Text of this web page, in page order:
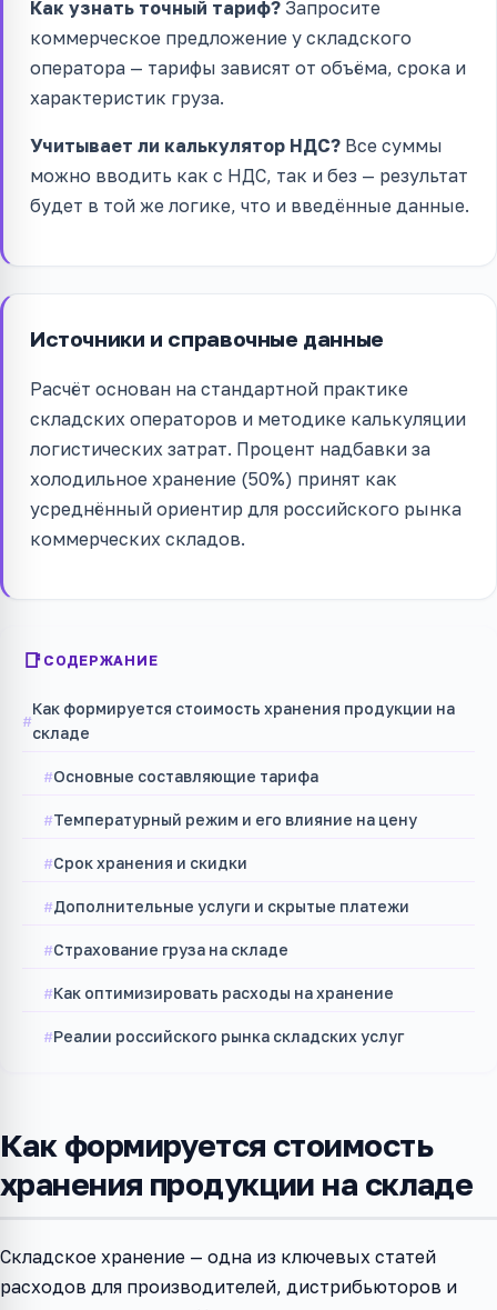
Как узнать точный тариф? Запросите
коммерческое предложение у складского
оператора — тарифы зависят от объёма, срока и
характеристик груза.
Учитывает ли калькулятор НДС? Все суммы
можно вводить как с НДС, так и без — результат
будет в той же логике, что и введённые данные.
Источники и справочные данные
Расчёт основан на стандартной практике
складских операторов и методике калькуляции
логистических затрат. Процент надбавки за
холодильное хранение (50%) принят как
усреднённый ориентир для российского рынка
коммерческих складов.
СОДЕРЖАНИЕ
Как формируется стоимость хранения продукции на
складе
Основные составляющие тарифа
Температурный режим и его влияние на цену
Срок хранения и скидки
Дополнительные услуги и скрытые платежи
Страхование груза на складе
Как оптимизировать расходы на хранение
Реалии российского рынка складских услуг
Как формируется стоимость
хранения продукции на складе
Складское хранение — одна из ключевых статей
расходов для производителей, дистрибьюторов и